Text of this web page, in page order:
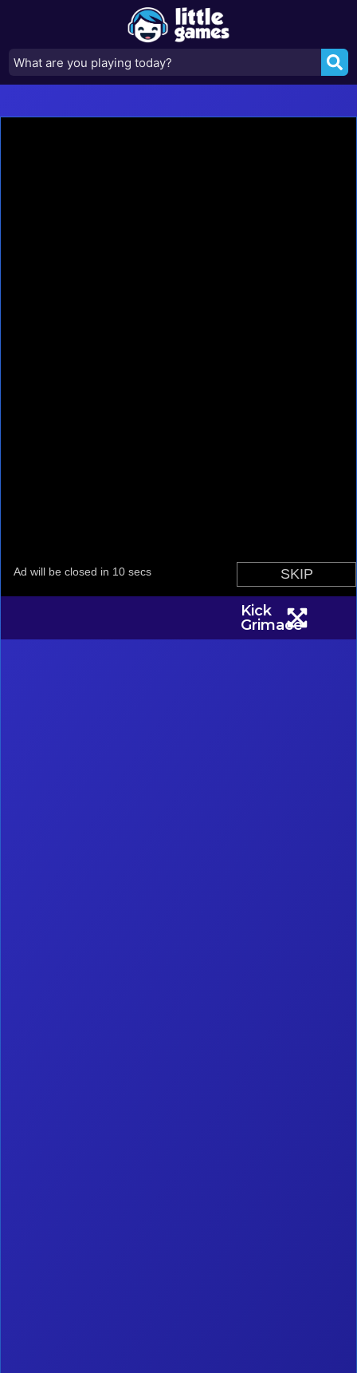
Kick
Grimace